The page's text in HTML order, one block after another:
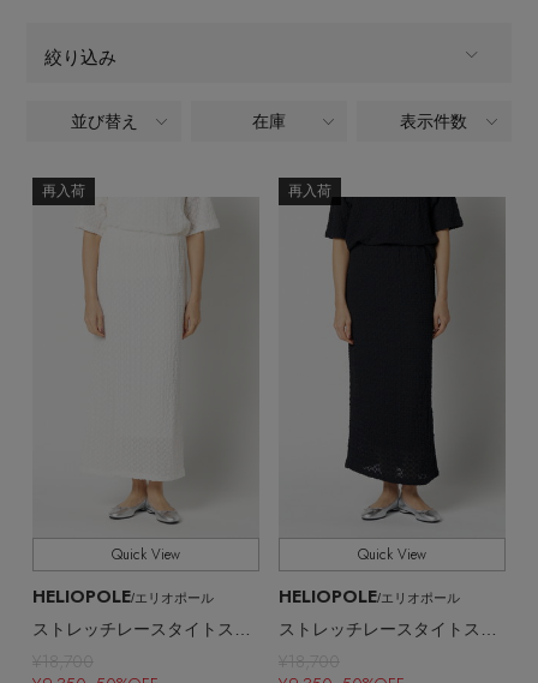
【限定】ここでしか買えないアイテム
【ペプラム】トレンドシルエット
『ELLE』最新号掲載
【ジュエリー】シルバーでクールに
ジャケット
ニット
レインシューズ
ブーツ
ショルダーバッグ
財布・小物
ボストンバッグ
スーツケース
ストール・マフラー・ケープ
ヘアアクセサリー
スマートフォンケース・タブレットケース
グローブ
レッグウェア
ポーチ
すべてのアクセサリー
ピアス・イヤリング
ネックレス
バングル・ブレスレット
アンクレット
チャーム
ランジェリー
すべてのランジェリー
ランジェリー
インナー
スポーツ
すべてのスポーツ
ウェア
シューズ
水着・スイムウェア
CONTENTS
NEW IN BRAND
HOT STYLE
絞り込み
商品タイプ ALL
CATEGORY 全てのカテゴリ
COLOR 全てのカラー
PATTERN 全てのパターン
全てのサイズ
全てのシューズサイズ
販売状況 すべて
価格 全ての価格
並び替え 在庫 表示件数
再入荷
Quick View
HELIOPOLE/エリオポール
¥18,700
再入荷
Quick View
HELIOPOLE/エリオポール
¥18,700